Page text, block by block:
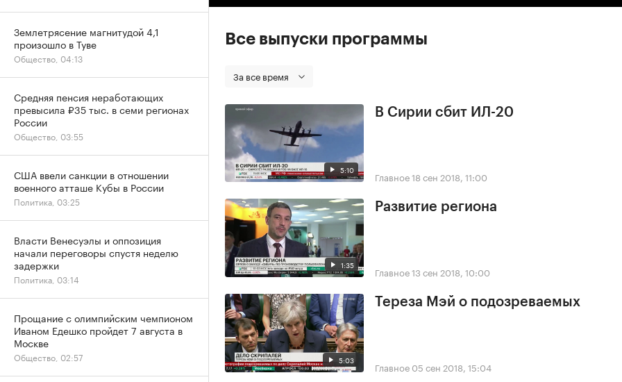
Все выпуски программы
За все время
5:10
В Сирии сбит ИЛ-20
Главное18 сен 2018, 11:00
1:35
Развитие региона
Главное13 сен 2018, 10:00
5:03
Тереза Мэй о подозреваемых
Главное 05 сен 2018, 15:04
Землетрясение магнитудой 4,1
произошло в Туве
Общество, 04:13
Средняя пенсия неработающих
превысила ₽35 тыс. в семи регионах
России
Общество, 03:55
США ввели санкции в отношении
военного атташе Кубы в России
Политика, 03:25
Власти Венесуэлы и оппозиция
начали переговоры спустя неделю
задержки
Политика, 03:14
Прощание с олимпийским чемпионом
Иваном Едешко пройдет 7 августа в
Москве
Общество, 02:57